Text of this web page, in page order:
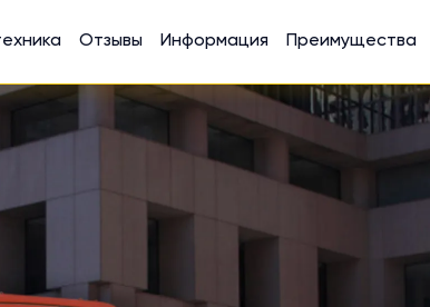
Отзывы Информация Преимущества